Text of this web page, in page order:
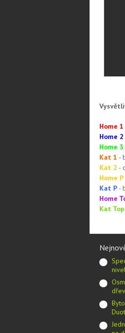
Home 1
Home 2
Home 3
Kat 1 -
Kat 2 -
Home P
Kat P -
Home
Kat Top